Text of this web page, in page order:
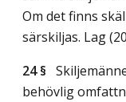
Om det finns
särskiljas. Lag
24 §
behövlig